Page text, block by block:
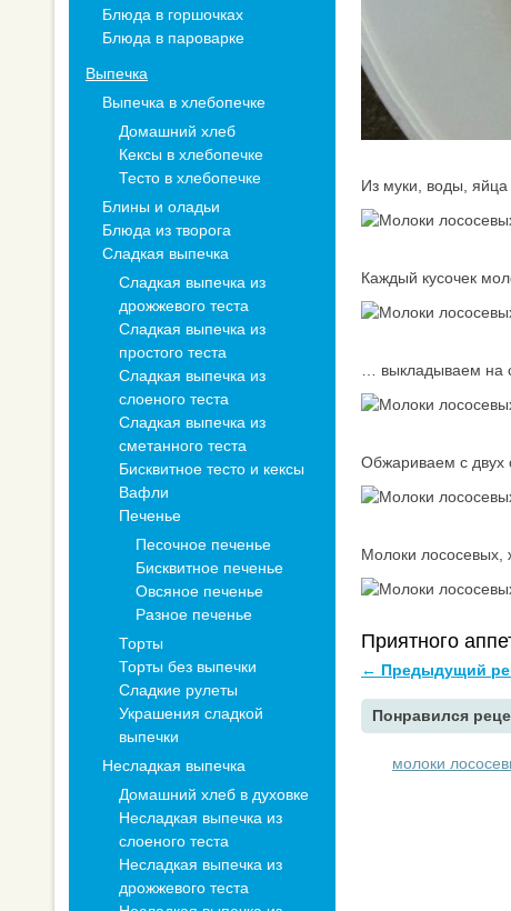
Из муки, воды,
Каждый кусочек
… выкладываем на
Обжариваем с двух
Молоки лососевых,
Приятного
← Предыдущий
Понравился
молоки
Блюда в горшочках
Блюда в пароварке
Выпечка
Выпечка в хлебопечке
Домашний хлеб
Кексы в хлебопечке
Тесто в хлебопечке
Блины и оладьи
Блюда из творога
Сладкая выпечка
Сладкая выпечка из
дрожжевого теста
Сладкая выпечка из
простого теста
Сладкая выпечка из
слоеного теста
Сладкая выпечка из
сметанного теста
Бисквитное тесто и кексы
Вафли
Печенье
Песочное печенье
Бисквитное печенье
Овсяное печенье
Разное печенье
Торты
Торты без выпечки
Сладкие рулеты
Украшения сладкой
выпечки
Несладкая выпечка
Домашний хлеб в духовке
Несладкая выпечка из
слоеного теста
Несладкая выпечка из
дрожжевого теста